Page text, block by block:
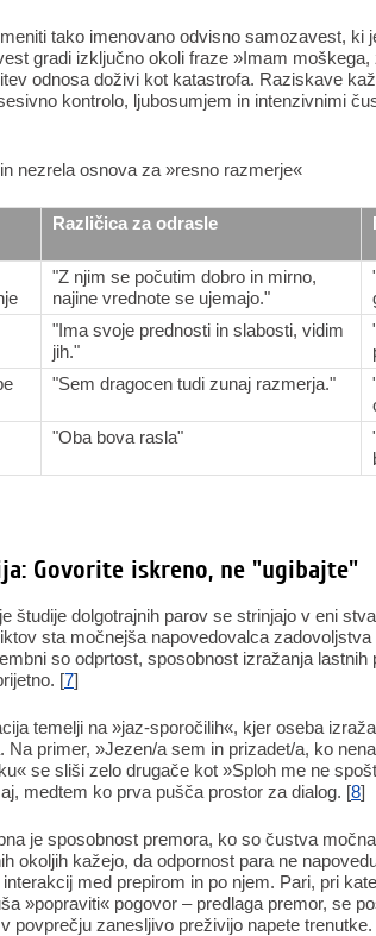
tako imenovano odvisno samozavest, ki
gradi izključno okoli fraze »Imam
odnosa doživi kot katastrofa. Raziskave
kontrolo, ljubosumjem in intenzivnimi
nezrela osnova za »resno razmerje«
Različica za odrasle
"Z njim se počutim dobro in mirno,
najine vrednote se ujemajo."
"Ima svoje prednosti in slabosti, vidim
jih."
"Sem dragocen tudi zunaj razmerja."
"Oba bova rasla"
Govorite iskreno, ne "ugibajte"
študije dolgotrajnih parov se strinjajo v eni
sta močnejša napovedovalca
so odprtost, sposobnost izražanja lastnih
[7]
temelji na »jaz-sporočilih«, kjer oseba
Na primer, »Jezen/a sem in prizadet/a, ko
se sliši zelo drugače kot »Sploh me ne
medtem ko prva pušča prostor za dialog. [8]
je sposobnost premora, ko so čustva
okoljih kažejo, da odpornost para ne
med prepirom in po njem. Pari, pri
»popraviti« pogovor – predlaga premor, se
povprečju zanesljivo preživijo napete trenutke.